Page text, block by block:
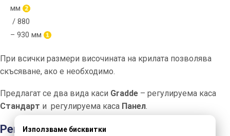
мм
/ 880
– 930 мм
При всички размери височината на крилата позволява
скъсяване, ако е необходимо.
Предлагат се два вида каси Gradde – регулируема каса
Стандарт и регулируема каса Панел.
Регулируема касаПанел
Използваме бисквитки